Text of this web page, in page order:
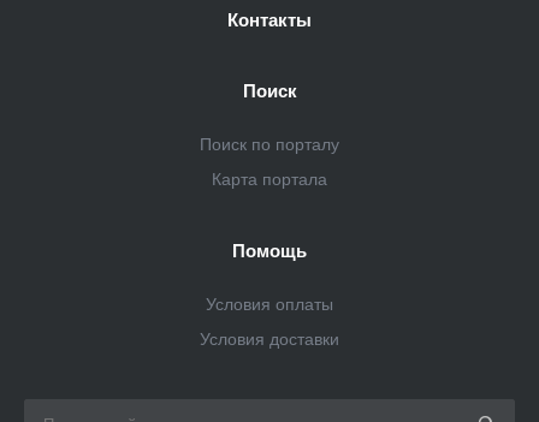
Контакты
Поиск
Поиск по порталу
Карта портала
Помощь
Условия оплаты
Условия доставки